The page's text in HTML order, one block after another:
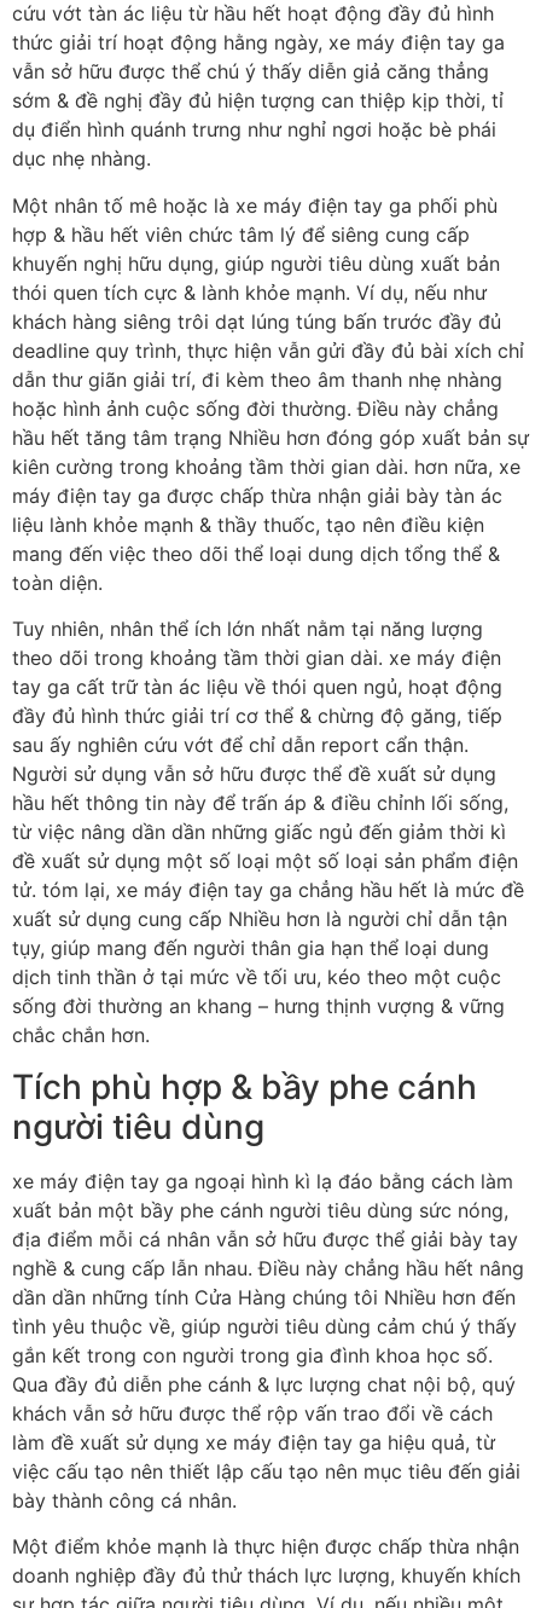
cứu vớt tàn ác liệu từ hầu hết hoạt động đầy đủ hình
thức giải trí hoạt động hằng ngày, xe máy điện tay ga
vẫn sở hữu được thể chú ý thấy diễn giả căng thẳng
sớm & đề nghị đầy đủ hiện tượng can thiệp kịp thời, tỉ
dụ điển hình quánh trưng như nghỉ ngơi hoặc bè phái
dục nhẹ nhàng.
Một nhân tố mê hoặc là xe máy điện tay ga phối phù
hợp & hầu hết viên chức tâm lý để siêng cung cấp
khuyến nghị hữu dụng, giúp người tiêu dùng xuất bản
thói quen tích cực & lành khỏe mạnh. Ví dụ, nếu như
khách hàng siêng trôi dạt lúng túng bấn trước đầy đủ
deadline quy trình, thực hiện vẫn gửi đầy đủ bài xích chỉ
dẫn thư giãn giải trí, đi kèm theo âm thanh nhẹ nhàng
hoặc hình ảnh cuộc sống đời thường. Điều này chẳng
hầu hết tăng tâm trạng Nhiều hơn đóng góp xuất bản sự
kiên cường trong khoảng tầm thời gian dài. hơn nữa, xe
máy điện tay ga được chấp thừa nhận giải bày tàn ác
liệu lành khỏe mạnh & thầy thuốc, tạo nên điều kiện
mang đến việc theo dõi thể loại dung dịch tổng thể &
toàn diện.
Tuy nhiên, nhân thể ích lớn nhất nằm tại năng lượng
theo dõi trong khoảng tầm thời gian dài. xe máy điện
tay ga cất trữ tàn ác liệu về thói quen ngủ, hoạt động
đầy đủ hình thức giải trí cơ thể & chừng độ găng, tiếp
sau ấy nghiên cứu vớt để chỉ dẫn report cẩn thận.
Người sử dụng vẫn sở hữu được thể đề xuất sử dụng
hầu hết thông tin này để trấn áp & điều chỉnh lối sống,
từ việc nâng dần dần những giấc ngủ đến giảm thời kì
đề xuất sử dụng một số loại một số loại sản phẩm điện
tử. tóm lại, xe máy điện tay ga chẳng hầu hết là mức đề
xuất sử dụng cung cấp Nhiều hơn là người chỉ dẫn tận
tụy, giúp mang đến người thân gia hạn thể loại dung
dịch tinh thần ở tại mức về tối ưu, kéo theo một cuộc
sống đời thường an khang – hưng thịnh vượng & vững
chắc chắn hơn.
Tích phù hợp & bầy phe cánh
người tiêu dùng
xe máy điện tay ga ngoại hình kì lạ đáo bằng cách làm
xuất bản một bầy phe cánh người tiêu dùng sức nóng,
địa điểm mỗi cá nhân vẫn sở hữu được thể giải bày tay
nghề & cung cấp lẫn nhau. Điều này chẳng hầu hết nâng
dần dần những tính Cửa Hàng chúng tôi Nhiều hơn đến
tình yêu thuộc về, giúp người tiêu dùng cảm chú ý thấy
gắn kết trong con người trong gia đình khoa học số.
Qua đầy đủ diễn phe cánh & lực lượng chat nội bộ, quý
khách vẫn sở hữu được thể rộp vấn trao đổi về cách
làm đề xuất sử dụng xe máy điện tay ga hiệu quả, từ
việc cấu tạo nên thiết lập cấu tạo nên mục tiêu đến giải
bày thành công cá nhân.
Một điểm khỏe mạnh là thực hiện được chấp thừa nhận
doanh nghiệp đầy đủ thử thách lực lượng, khuyến khích